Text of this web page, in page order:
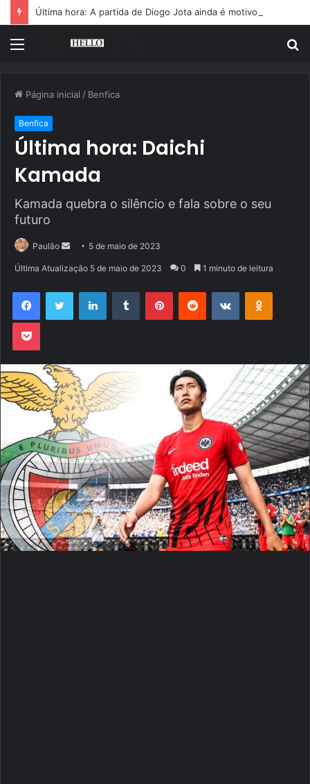
Menu
Página inicial / Benfica
Benfica
Última hora: Daichi
Kamada
Kamada quebra o silêncio e fala sobre o seu
futuro
Paulão
Mande
mail
5 de maio de 2023
Última Atualização 5 de maio de 2023 0 1 minuto de leitura
FacebookTwitter LinkedinTumblr PinterestReddit VK OK
Pocket